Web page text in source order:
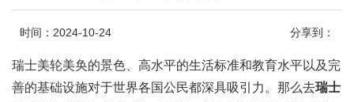
时间：2024-10-24 分享到：
瑞士美轮美奂的景色、高水平的生活标准和教育水平以及完
善的基础设施对于世界各国公民都深具吸引力。那么去瑞士